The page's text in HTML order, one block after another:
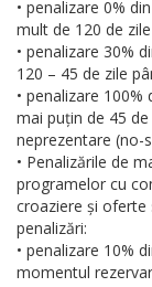
• penalizare 0%
mult de 120 de
• penalizare 30%
120 – 45 de zile
• penalizare
mai puțin de 45
neprezentare (no-
• Penalizările de
programelor cu
croaziere și oferte
penalizări:
• penalizare 10%
momentul